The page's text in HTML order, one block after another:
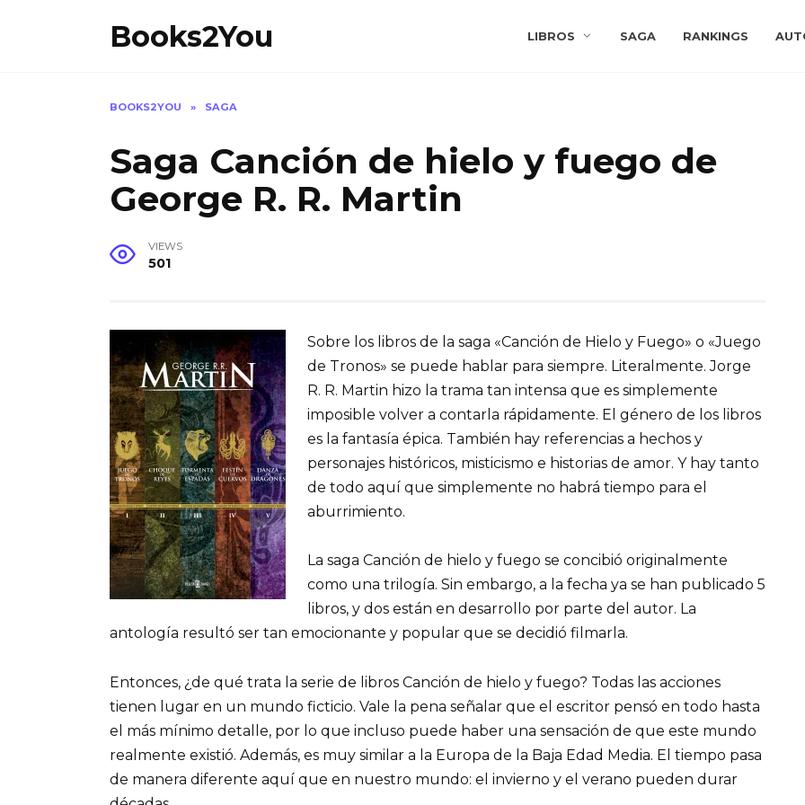
Books2You LIBROS SAGA RANKINGS
BOOKS2YOU » SAGA
Saga Canción de hielo y fuego de
George R. R. Martin
VIEWS
501
Sobre los libros de la saga «Canción de Hielo y Fuego» o «Juego
de Tronos» se puede hablar para siempre. Literalmente. Jorge
R. R. Martin hizo la trama tan intensa que es simplemente
imposible volver a contarla rápidamente. El género de los libros
es la fantasía épica. También hay referencias a hechos y
personajes históricos, misticismo e historias de amor. Y hay tanto
de todo aquí que simplemente no habrá tiempo para el
aburrimiento.
La saga Canción de hielo y fuego se concibió originalmente
como una trilogía. Sin embargo, a la fecha ya se han publicado 5
libros, y dos están en desarrollo por parte del autor. La
antología resultó ser tan emocionante y popular que se decidió filmarla.
Entonces, ¿de qué trata la serie de libros Canción de hielo y fuego? Todas las acciones
tienen lugar en un mundo ficticio. Vale la pena señalar que el escritor pensó en todo hasta
el más mínimo detalle, por lo que incluso puede haber una sensación de que este mundo
realmente existió. Además, es muy similar a la Europa de la Baja Edad Media. El tiempo pasa
de manera diferente aquí que en nuestro mundo: el invierno y el verano pueden durar